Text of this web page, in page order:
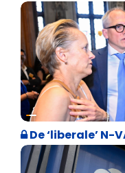
Binnenland
De ‘liberale’